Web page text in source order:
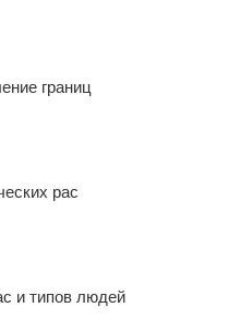
границ
рас
и типов людей